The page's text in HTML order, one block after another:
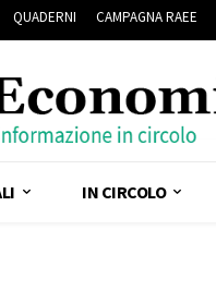
QUADERNI CAMPAGNA RAEE
IN CIRCOLO